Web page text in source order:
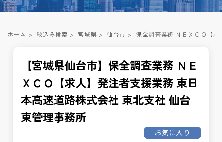
ホーム > 絞込み検索 > 宮城県 > 仙台市 > 保全調査業務 ＮＥＸＣＯ【
【宮城県仙台市】保全調査業務 ＮＥ
ＸＣＯ【求人】発注者支援業務 東日
本高速道路株式会社 東北支社 仙台
東管理事務所
お気に入り